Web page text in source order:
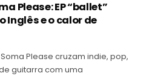
Please: EP “ballet”
Inglês e o calor de
Soma Please cruzam indie, pop,
guitarra com uma